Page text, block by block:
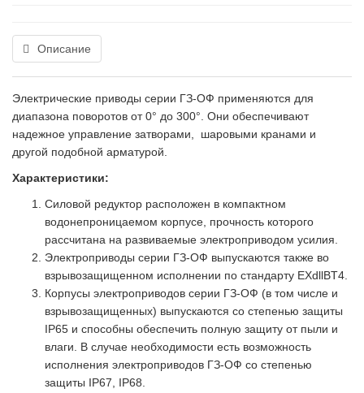
Описание
Электрические приводы серии ГЗ-ОФ применяются для
диапазона поворотов от 0° до 300°. Они обеспечивают
надежное управление затворами, шаровыми кранами и
другой подобной арматурой.
Характеристики:
Силовой редуктор расположен в компактном
водонепроницаемом корпусе, прочность которого
рассчитана на развиваемые электроприводом усилия.
Электроприводы серии ГЗ-ОФ выпускаются также во
взрывозащищенном исполнении по стандарту EXdllBT4.
Корпусы электроприводов серии ГЗ-ОФ (в том числе и
взрывозащищенных) выпускаются со степенью защиты
IP65 и способны обеспечить полную защиту от пыли и
влаги. В случае необходимости есть возможность
исполнения электроприводов ГЗ-ОФ со степенью
защиты IP67, IP68.